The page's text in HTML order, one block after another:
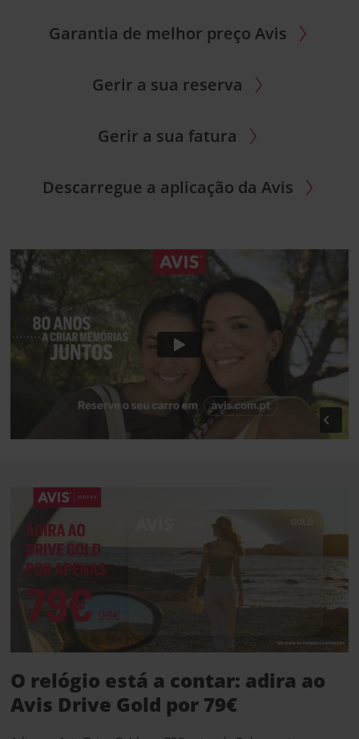
Garantia de melhor preço Avis
Gerir a sua reserva
Gerir a sua fatura
Descarregue a aplicação da Avis
O relógio está a contar: adira ao
Avis Drive Gold por 79€